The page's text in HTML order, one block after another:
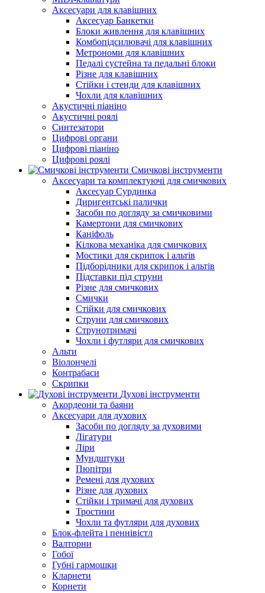
Аксесуари для клавішних
Аксесуар Банкетки
Блоки живлення для клавішних
Комбопідсилювачі для клавішних
Метрономи для клавішних
Педалі сустейна та педальні блоки
Різне для клавішних
Стійки і стенди для клавішних
Чохли для клавішних
Акустичні піаніно
Акустичні роялі
Синтезатори
Цифрові органи
Цифрові піаніно
Цифрові роялі
Смичкові інструменти
Аксесуари та комплектуючі для смичкових
Аксесуар Сурдинка
Диригентські палички
Засоби по догляду за смичковими
Камертони для смичкових
Каніфоль
Кілкова механіка для смичкових
Мостики для скрипок і альтів
Підборiдники для скрипок і альтів
Підставки під струни
Різне для смичкових
Смички
Стійки для смичкових
Струни для смичкових
Струнотримачі
Чохли і футляри для смичкових
Альти
Віолончелі
Контрабаси
Скрипки
Духові інструменти
Акордеони та баяни
Аксесуари для духових
Засоби по догляду за духовими
Лігатури
Ліри
Мундштуки
Пюпітри
Ремені для духових
Різне для духових
Стійки і тримачі для духових
Тростини
Чохли та футляри для духових
Блок-флейта і пеннівістл
Валторни
Гобої
Губні гармошки
Кларнети
Корнети